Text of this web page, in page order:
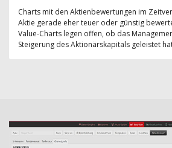
Charts mit den Aktienbewertungen im
Aktie gerade eher teuer oder günstig
Value-Charts legen offen, ob das
Steigerung des Aktionärskapitals geleistet